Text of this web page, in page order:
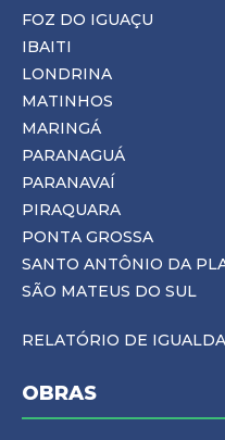
FOZ DO IGUAÇU
IBAITI
LONDRINA
MATINHOS
MARINGÁ
PARANAGUÁ
PARANAVAÍ
PIRAQUARA
PONTA GROSSA
SANTO ANTÔNIO DA
SÃO MATEUS DO SUL
RELATÓRIO DE
OBRAS